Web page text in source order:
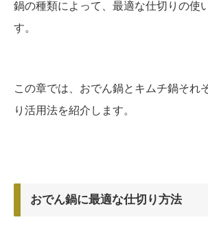
鍋の種類によって、最適な仕切りの使
す。
この章では、おでん鍋とキムチ鍋それ
り活用法を紹介します。
おでん鍋に最適な仕切り方法